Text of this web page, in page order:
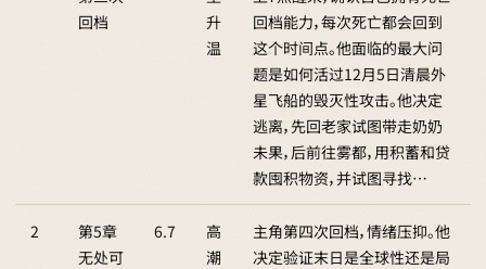
回档
升
温
回档能力，每次死亡都会回到
这个时间点。他面临的最大问
题是如何活过12月5日清晨外
星飞船的毁灭性攻击。他决定
逃离，先回老家试图带走奶奶
未果，后前往雾都，用积蓄和贷
款囤积物资，并试图寻找…
2
第5章
无处可
6.7
高
潮
主角第四次回档，情绪压抑。他
决定验证末日是全球性还是局